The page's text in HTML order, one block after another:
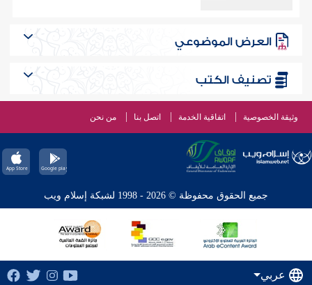
العرض الموضوعي
تصنيف الكتب
وثيقة الخصوصية اتفاقية الخدمة اتصل بنا من نحن
جميع الحقوق محفوظة © 2026 - 1998 لشبكة إسلام ويب
عربي